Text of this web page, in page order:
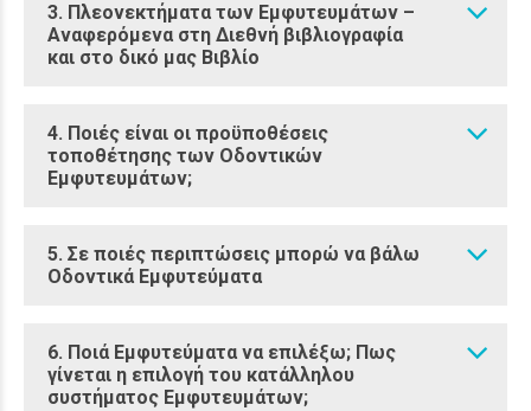
3. Πλεονεκτήματα των Εμφυτευμάτων –
Αναφερόμενα στη Διεθνή βιβλιογραφία
και στο δικό μας Βιβλίο
4. Ποιές είναι οι προϋποθέσεις
τοποθέτησης των Οδοντικών
Εμφυτευμάτων;
5. Σε ποιές περιπτώσεις μπορώ να βάλω
Οδοντικά Εμφυτεύματα
6. Ποιά Eμφυτεύματα να επιλέξω; Πως
γίνεται η επιλογή του κατάλληλου
συστήματος Εμφυτευμάτων;